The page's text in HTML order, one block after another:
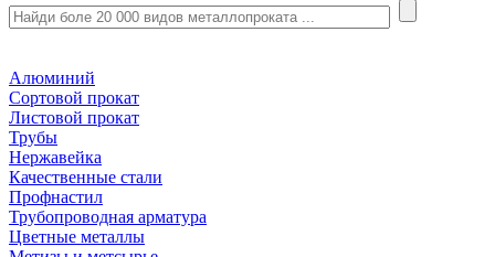
Алюминий
Сортовой прокат
Листовой прокат
Трубы
Нержавейка
Качественные стали
Профнастил
Трубопроводная арматура
Цветные металлы